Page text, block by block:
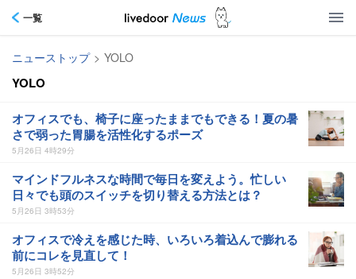
一覧
ニューストップ > YOLO
YOLO
オフィスでも、椅子に座ったままでもできる！夏の暑
さで弱った胃腸を活性化するポーズ
5月26日 4時29分
マインドフルネスな時間で毎日を変えよう。忙しい
日々でも頭のスイッチを切り替える方法とは？
5月26日 3時53分
オフィスで冷えを感じた時、いろいろ着込んで膨れる
前にコレを見直して！
5月26日 3時52分